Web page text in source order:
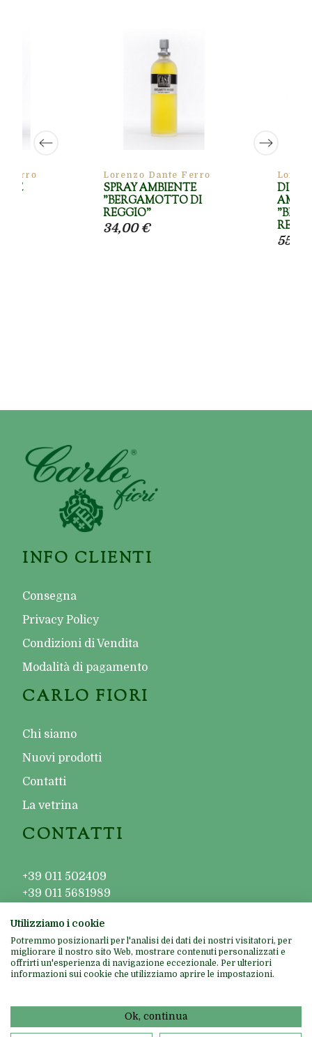
Ferro Lorenzo Dante Ferro
SPRAY AMBIENTE
"BERGAMOTTO DI
REGGIO"
34,00 €
INFO CLIENTI
Consegna
Privacy Policy
Condizioni di Vendita
Modalità di pagamento
CARLO FIORI
Chi siamo
Nuovi prodotti
Contatti
La vetrina
CONTATTI
+39 011 502409
+39 011 5681989
contatti@carlofiori.it
carlofiori@kyronpec.it – P.IVA e C.F. IT 04546150014 – N. REA:
Utilizziamo i cookie
Potremmo posizionarli per l'analisi dei dati dei nostri visitatori, per
migliorare il nostro sito Web, mostrare contenuti personalizzati e
offrirti un'esperienza di navigazione eccezionale. Per ulteriori
informazioni sui cookie che utilizziamo aprire le impostazioni.
Ok, continua